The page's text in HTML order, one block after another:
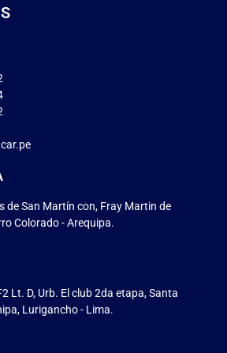
de San Martín con, Fray Martin de
Colorado - Arequipa.
Lt. D, Urb. El club 2da etapa, Santa
Lurigancho - Lima.